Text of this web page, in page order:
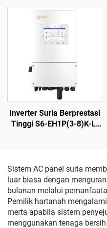
Tahun
Inverter Suria Berprestasi
Tinggi S6-EH1P(3-8)K-L-
Sistem AC panel suria
luar biasa dengan
bulanan melalui
Pemilik hartanah
merta apabila sistem
menggunakan tenaga